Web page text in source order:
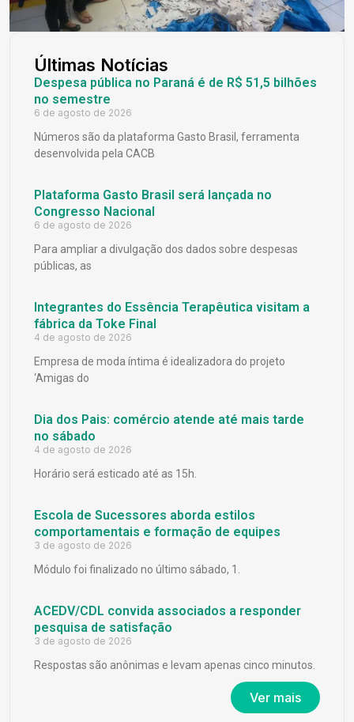
Últimas Notícias
Despesa pública no Paraná é de R$ 51,5 bilhões
no semestre
6 de agosto de 2026
Números são da plataforma Gasto Brasil, ferramenta
desenvolvida pela CACB
Plataforma Gasto Brasil será lançada no
Congresso Nacional
6 de agosto de 2026
Para ampliar a divulgação dos dados sobre despesas
públicas, as
Integrantes do Essência Terapêutica visitam a
fábrica da Toke Final
4 de agosto de 2026
Empresa de moda íntima é idealizadora do projeto
‘Amigas do
Dia dos Pais: comércio atende até mais tarde
no sábado
4 de agosto de 2026
Horário será esticado até as 15h.
Escola de Sucessores aborda estilos
comportamentais e formação de equipes
3 de agosto de 2026
Módulo foi finalizado no último sábado, 1.
ACEDV/CDL convida associados a responder
pesquisa de satisfação
3 de agosto de 2026
Respostas são anônimas e levam apenas cinco minutos.
Ver mais